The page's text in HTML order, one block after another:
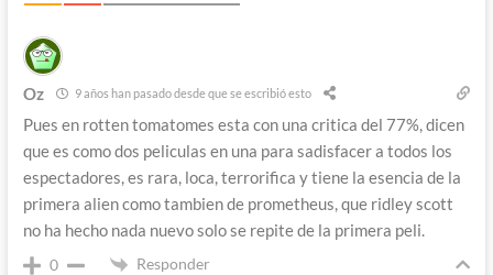
Oz 9 años han pasado desde que se escribió esto
Pues en rotten tomatomes esta con una critica del 77%, dicen
que es como dos peliculas en una para sadisfacer a todos los
espectadores, es rara, loca, terrorifica y tiene la esencia de la
primera alien como tambien de prometheus, que ridley scott
no ha hecho nada nuevo solo se repite de la primera peli.
0 Responder